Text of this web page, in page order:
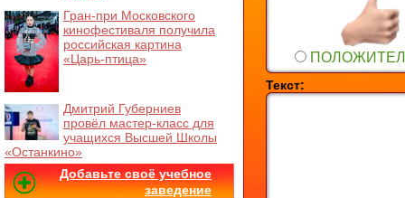
Текст:
Гран-при Московского
кинофестиваля получила
российская картина
«Царь-птица»
Дмитрий Губерниев
провёл мастер-класс для
учащихся Высшей Школы
«Останкино»
Добавьте своё учебное
заведение